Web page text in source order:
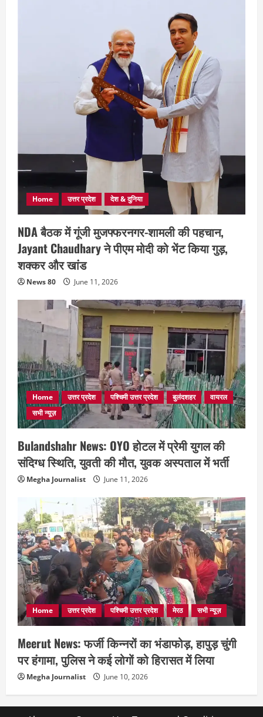
Home उत्तर प्रदेश देश & दुनिया
NDA बैठक में गूंजी मुजफ्फरनगर-शामली की पहचान,
Jayant Chaudhary ने पीएम मोदी को भेंट किया गुड़,
शक्कर और खांड
News 80 June 11, 2026
Home उत्तर प्रदेश पश्चिमी उत्तर प्रदेश बुलंदशहर
वायरल
सभी न्यूज़
Bulandshahr News: OYO होटल में प्रेमी युगल की
संदिग्ध स्थिति, युवती की मौत, युवक अस्पताल में भर्ती
Megha Journalist June 11, 2026
Home उत्तर प्रदेश पश्चिमी उत्तर प्रदेश मेरठ सभी न्यूज़
Meerut News: फर्जी किन्नरों का भंडाफोड़, हापुड़ चुंगी
पर हंगामा, पुलिस ने कई लोगों को हिरासत में लिया
Megha Journalist June 10, 2026